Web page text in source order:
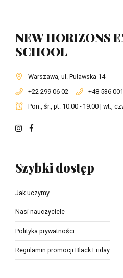
NEW HORIZONS
SCHOOL
Warszawa, ul. Puławska 14
+22 299 06 02
+48 536
Pon., śr., pt: 10:00 - 19:00 | wt.,
Szybki dostęp
Jak uczymy
Nasi nauczyciele
Polityka prywatności
Regulamin promocji Black Friday